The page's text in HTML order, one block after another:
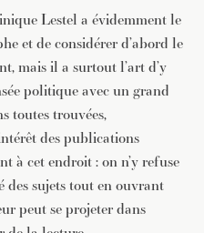
Lestel a évidemment le
et de considérer d’abord le
mais il a surtout l’art d’y
politique avec un grand
toutes trouvées,
des publications
à cet endroit : on n’y refuse
des sujets tout en ouvrant
peut se projeter dans